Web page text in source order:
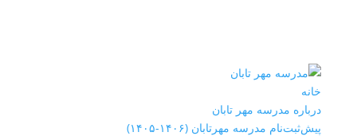
خانه
درباره مدرسه مهر تابان
پیش‌ثبت‌نام مدرسه مهرتابان (۱۴۰۶-۱۴۰۵)